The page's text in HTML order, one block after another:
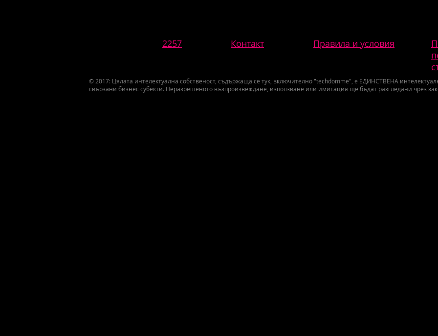
2257 Контакт Правила и условия
© 2017: Цялата интелектуална собственост, съдържаща се тук, включително "techdomme", е ЕДИНСТВЕНА
свързани бизнес субекти. Неразрешеното възпроизвеждане, използване или имитация ще бъдат разгледани чрез